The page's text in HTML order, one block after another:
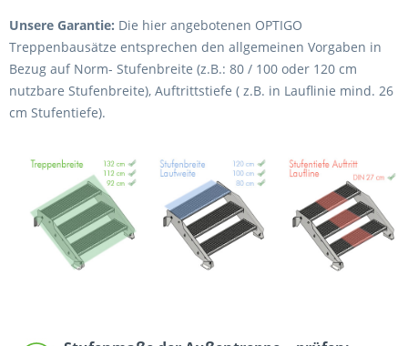
Unsere Garantie: Die hier angebotenen OPTIGO
Treppenbausätze entsprechen den allgemeinen Vorgaben in
Bezug auf Norm- Stufenbreite (z.B.: 80 / 100 oder 120 cm
nutzbare Stufenbreite), Auftrittstiefe ( z.B. in Lauflinie mind. 26
cm Stufentiefe).